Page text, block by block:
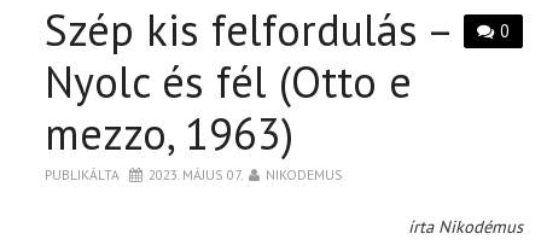
PÓLÓ RENDELÉS
0
Szép kis felfordulás –
Nyolc és fél (Otto e
mezzo, 1963)
PUBLIKÁLTA 2023. MÁJUS 07. NIKODEMUS
írta Nikodémus